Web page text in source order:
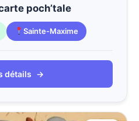
poch’tale
Sainte-Maxime
détails →